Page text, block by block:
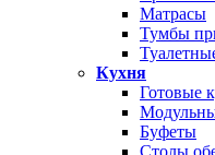
Матрасы
Тумбы
Кухня
Готовые
Буфеты
Столы